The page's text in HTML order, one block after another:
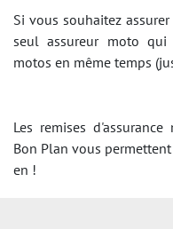
Si vous souhaitez
seul assureur moto qui
motos en même temps
Les remises
Bon Plan vous
en !